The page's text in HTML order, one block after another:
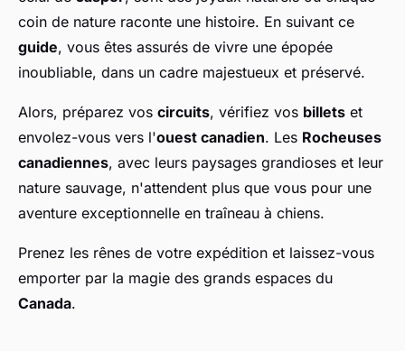
coin de nature raconte une histoire. En suivant ce
guide, vous êtes assurés de vivre une épopée
inoubliable, dans un cadre majestueux et préservé.
Alors, préparez vos circuits, vérifiez vos billets et
envolez-vous vers l'ouest canadien. Les Rocheuses
canadiennes, avec leurs paysages grandioses et leur
nature sauvage, n'attendent plus que vous pour une
aventure exceptionnelle en traîneau à chiens.
Prenez les rênes de votre expédition et laissez-vous
emporter par la magie des grands espaces du
Canada.